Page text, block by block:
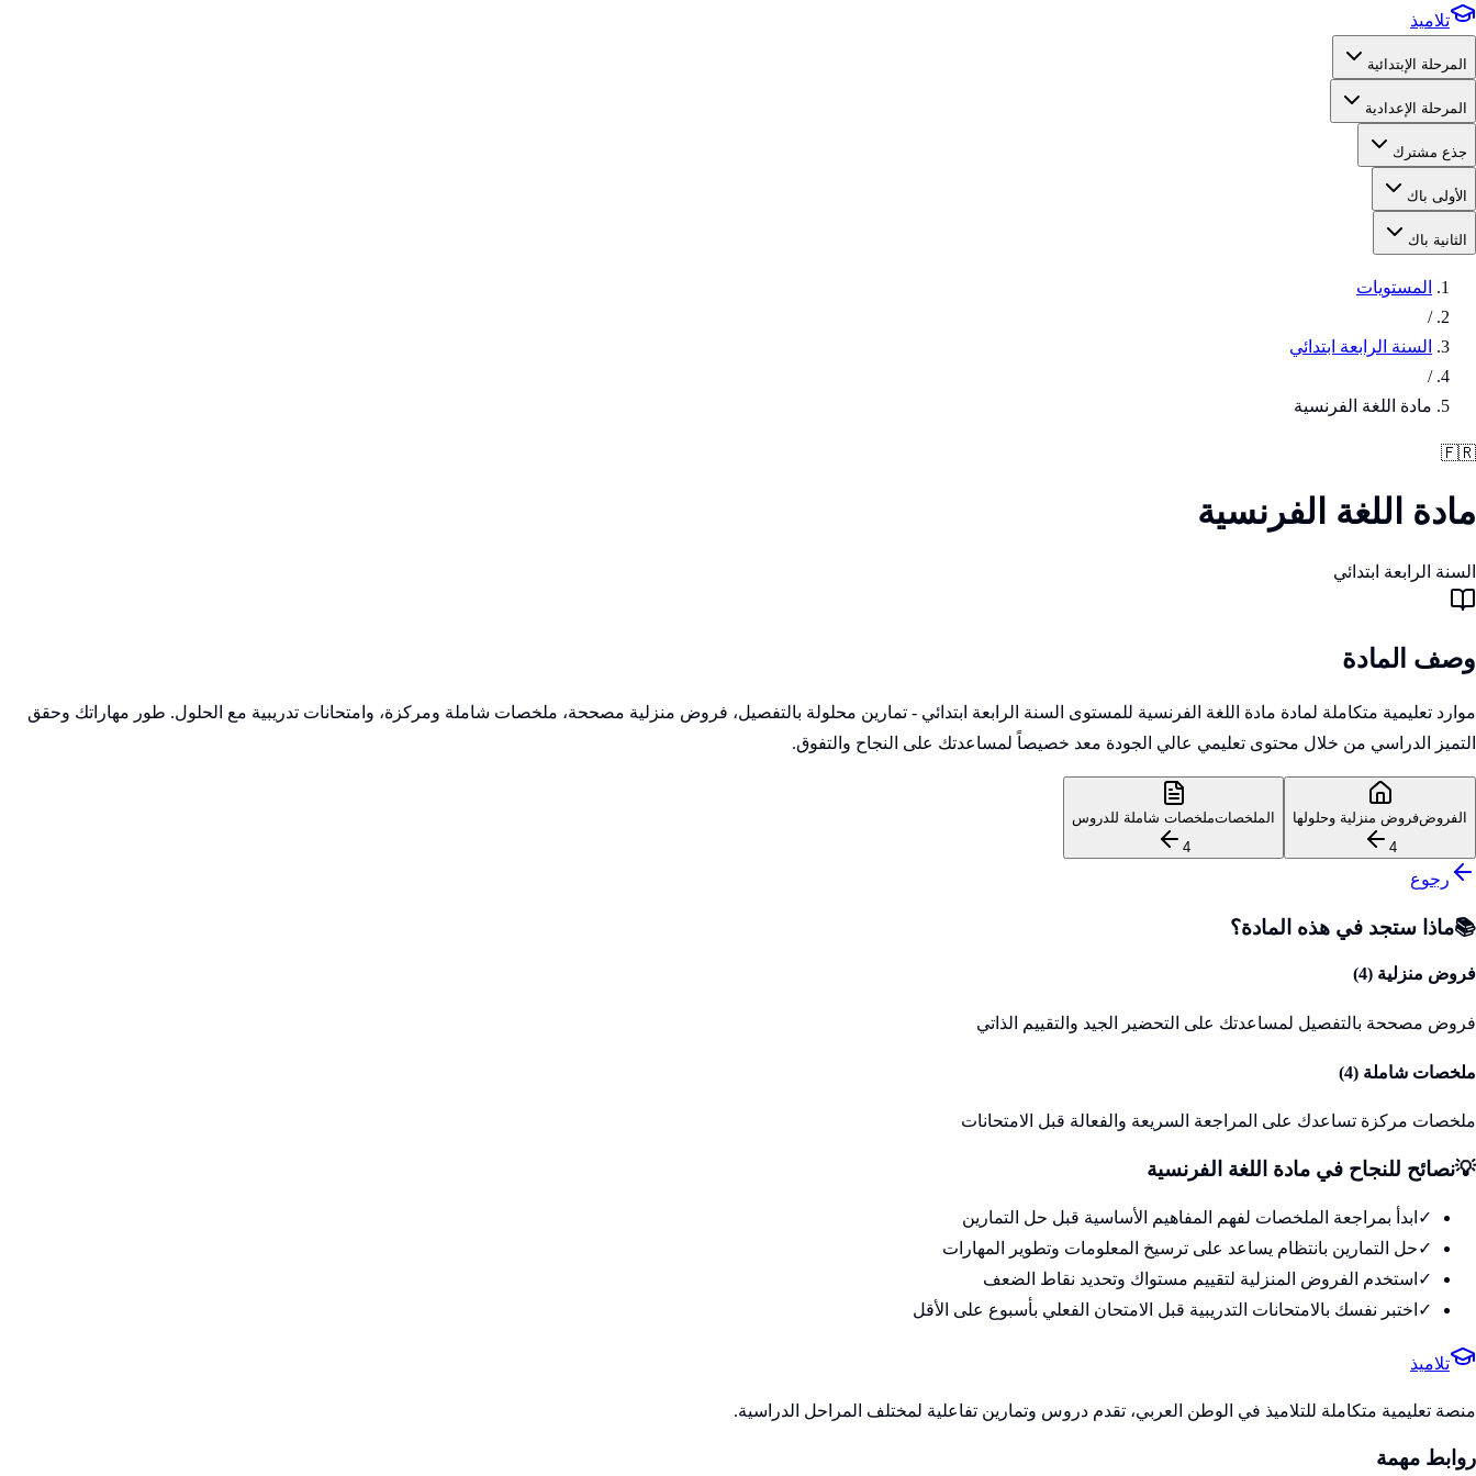
تلاميذ
المرحلة الإبتدائية
المرحلة الإعدادية
جذع مشترك
الأولى باك
الثانية باك
المستويات
/
السنة الرابعة ابتدائي
/
مادة اللغة الفرنسية
🇫🇷
مادة اللغة الفرنسية
السنة الرابعة ابتدائي
وصف المادة
موارد تعليمية متكاملة لمادة مادة اللغة الفرنسية للمستوى السنة الرابعة ابتدائي - تمارين محلولة بالتفصيل، فروض منزلية مصححة، ملخصات شاملة ومركزة، وامتحانات تدريبية مع الحلول. طور مهاراتك وحقق
التميز الدراسي من خلال محتوى تعليمي عالي الجودة معد خصيصاً لمساعدتك على النجاح والتفوق.
الفروضفروض منزلية وحلولها
4
الملخصاتملخصات شاملة للدروس
4
رجوع
📚ماذا ستجد في هذه المادة؟
فروض منزلية (4
)
فروض مصححة بالتفصيل لمساعدتك على التحضير الجيد والتقييم الذاتي
ملخصات شاملة (4
)
ملخصات مركزة تساعدك على المراجعة السريعة والفعالة قبل الامتحانات
💡نصائح للنجاح في مادة اللغة الفرنسية
✓ ابدأ بمراجعة الملخصات لفهم المفاهيم الأساسية قبل حل التمارين
✓حل التمارين بانتظام يساعد على ترسيخ المعلومات وتطوير المهارات
✓ استخدم الفروض المنزلية لتقييم مستواك وتحديد نقاط الضعف
✓ اختبر نفسك بالامتحانات التدريبية قبل الامتحان الفعلي بأسبوع على الأقل
تلاميذ
منصة تعليمية متكاملة للتلاميذ في الوطن العربي، تقدم دروس وتمارين تفاعلية لمختلف المراحل الدراسية.
روابط مهمة